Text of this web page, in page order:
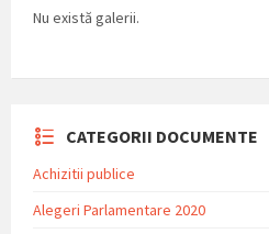
Nu există galerii.
CATEGORII DOCUMENTE
Achizitii publice
Alegeri Parlamentare 2020